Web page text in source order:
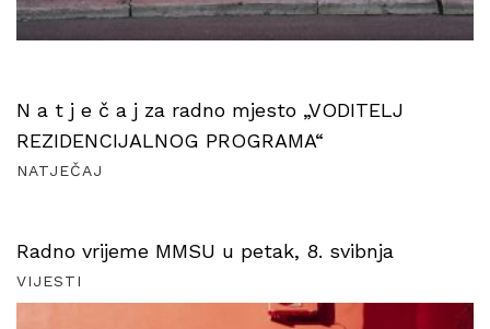
N a t j e č a j za radno mjesto „VODITELJ
REZIDENCIJALNOG PROGRAMA“
NATJEČAJ
Radno vrijeme MMSU u petak, 8. svibnja
VIJESTI